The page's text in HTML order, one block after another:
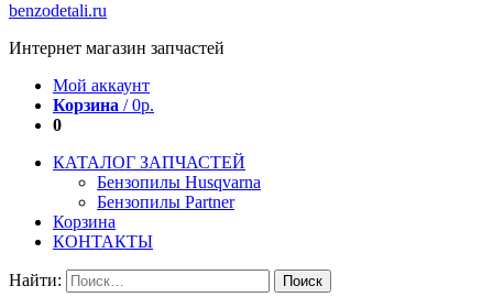
benzodetali.ru
Интернет магазин запчастей
Мой аккаунт
Корзина /0р.
0
КАТАЛОГ ЗАПЧАСТЕЙ
Бензопилы Husqvarna
Бензопилы Partner
Корзина
КОНТАКТЫ
Найти: